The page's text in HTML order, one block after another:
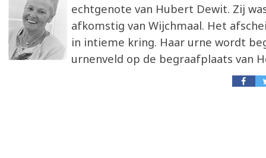
echtgenote van Hubert Dewit. Zij
afkomstig van Wijchmaal. Het
in intieme kring. Haar urne wordt
urnenveld op de begraafplaats van